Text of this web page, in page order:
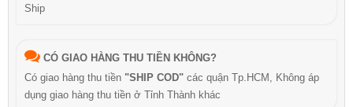
Ship
CÓ GIAO HÀNG THU TIỀN KHÔNG?
Có giao hàng thu tiền "SHIP COD" các quận Tp.HCM, Không áp
dụng giao hàng thu tiền ở Tỉnh Thành khác